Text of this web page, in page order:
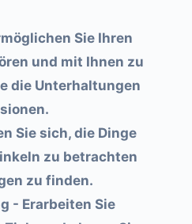
Sie Ihren
und mit Ihnen zu
die Unterhaltungen
Sie sich, die Dinge
zu betrachten
zu finden.
- Erarbeiten Sie